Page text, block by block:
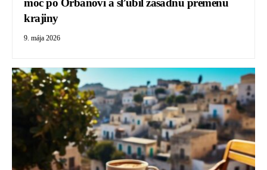
moc po Orbánovi a sľúbil zásadnú premenu
krajiny
9. mája 2026